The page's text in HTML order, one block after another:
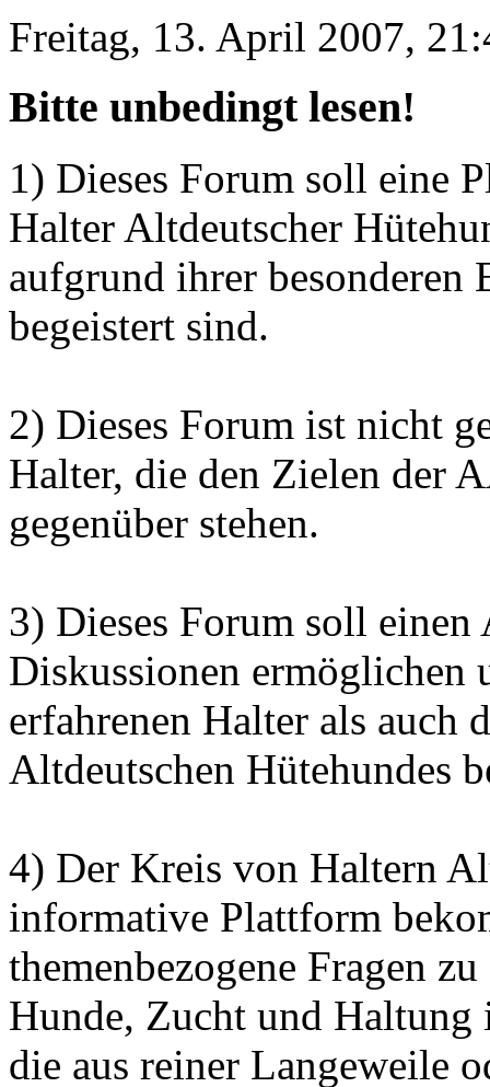
Freitag, 13. April 2007,
Bitte unbedingt lesen!
1) Dieses Forum soll eine
Halter Altdeutscher
aufgrund ihrer besonderen
begeistert sind.
2) Dieses Forum ist nicht
Halter, die den Zielen der
gegenüber stehen.
3) Dieses Forum soll
Diskussionen ermöglichen
erfahrenen Halter als auch
Altdeutschen Hütehundes
4) Der Kreis von Haltern
informative Plattform
themenbezogene Fragen
Hunde, Zucht und Haltung
die aus reiner Langeweile